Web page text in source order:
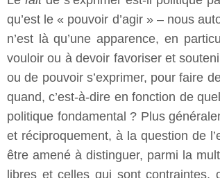
qu’est le « pouvoir d’agir » – nous
n’est là qu’une apparence, en
vouloir ou à devoir favoriser et
ou de pouvoir s’exprimer, pour faire
quand, c’est-à-dire en fonction de
politique fondamental ? Plus
et réciproquement, à la question de
être amené à distinguer, parmi la
libres et celles qui sont